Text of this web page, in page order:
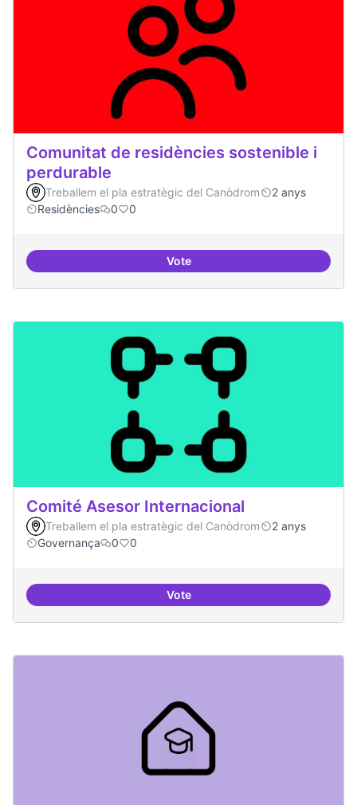
Comunitat de residències sostenible i
perdurable
Treballem el pla estratègic del Canòdrom
2 anys
Residències
0 0
Vote Comunitat
Comité Asesor Internacional
Treballem el pla estratègic del Canòdrom
2 anys
Governança
0 0
VoteComité Asesor Internacional